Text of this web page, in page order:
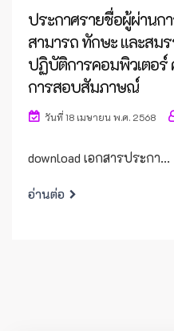
ประกาศรายชื่อผู้ผ่านก
สามารถ ทักษะ และสม
ปฏิบัติการคอมพิวเตอร์
การสอบสัมภาษณ์
วันที่ 18 เมษายน พ.ศ. 2568
download เอกสารประกา...
อ่านต่อ